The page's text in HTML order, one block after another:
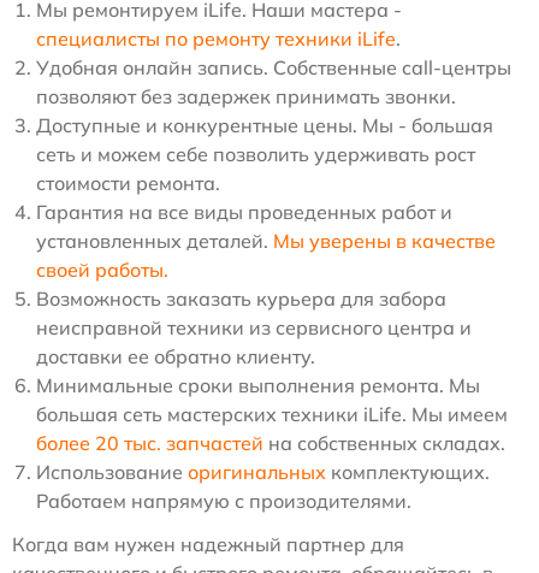
Мы ремонтируем iLife. Наши мастера -
специалисты по ремонту техники iLife.
Удобная онлайн запись. Собственные call-центры
позволяют без задержек принимать звонки.
Доступные и конкурентные цены. Мы - большая
сеть и можем себе позволить удерживать рост
стоимости ремонта.
Гарантия на все виды проведенных работ и
установленных деталей. Мы уверены в качестве
своей работы.
Возможность заказать курьера для забора
неисправной техники из сервисного центра и
доставки ее обратно клиенту.
Минимальные сроки выполнения ремонта. Мы
большая сеть мастерских техники iLife. Мы имеем
более 20 тыс. запчастей на собственных складах.
Использование оригинальных комплектующих.
Работаем напрямую с произодителями.
Когда вам нужен надежный партнер для